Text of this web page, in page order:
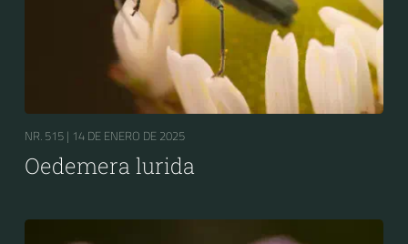
NR. 515 | 14 DE ENERO DE 2025
Oedemera lurida